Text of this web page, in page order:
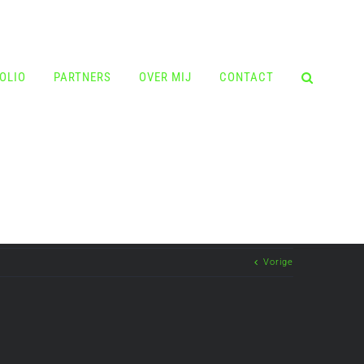
PARTNERS OVER MIJ CONTACT
Vorige